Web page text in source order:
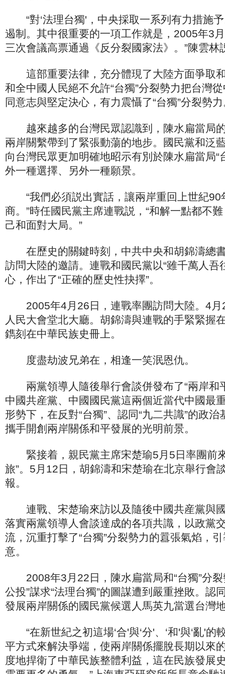
“對‘法理台獨'，中央採取一系列有力措施
遏制。其中很重要的一項工作就是，2005年3
三次會議高票通過《反分裂國家法》。”陳雲林
這部重要法律，充分體現了大陸方面爭取
和全中國人民絕不允許“台獨”分裂勢力把台灣
同意志與堅定決心，有力震懾了“台獨”分裂勢
越來越多的台灣民眾認識到，陳水扁當局的
兩岸關繫帶到了緊張動蕩的地步。國民黨和泛
向台灣民眾更加明確地昭示有別於陳水扁當局“
外一種選擇、另外一種願景。
“我們必須説出實話，讓兩岸重回上世紀90
商。”時任國民黨主席連戰説，“和解一點都不
己和面對大局。”
在歷史的關鍵時刻，中共中央和胡錦濤總
訪問大陸的邀請。連戰和國民黨以“雖千萬人吾
心，作出了“正確的歷史性抉擇”。
2005年4月26日，連戰率團訪問大陸。4月
人民大會堂北大廳。胡錦濤與連戰的手緊緊握
鐫刻在中華民族史冊上。
度盡劫波兄弟在，相逢一笑泯恩仇。
兩黨領導人隨後舉行會談併發布了“兩岸和
中國共産黨、中國國民黨這兩個近當代中國最
形勢下，在反對“台獨”、認同“九二共識”的政
攜手開創兩岸關係和平發展的光明前景。
緊接着，親民黨主席宋楚瑜5月5日率團前
旅”。5月12日，胡錦濤和宋楚瑜在北京舉行會
報。
連戰、宋楚瑜來訪以及隨後中國共産黨與
落實兩黨領導人會談達成的各項共識，以政黨
流，沉重打擊了“台獨”分裂勢力的囂張氣焰，
意。
2008年3月22日，陳水扁當局和“台獨”分裂
公投”謀求“法理台獨”的圖謀遭到嚴重挫敗。認
發展兩岸關係的國民黨候選人馬英九當選台灣
“在新世紀之初這場‘合'與‘分'、‘和'與‘亂'的
平方式來解決爭端，使兩岸關係擺脫長期以來
度地捍衛了中華民族整體利益，這在民族發展